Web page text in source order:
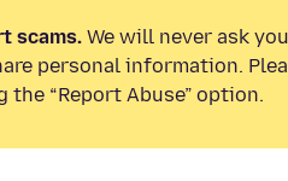
scams. We will never ask
personal information.
“Report Abuse” option.